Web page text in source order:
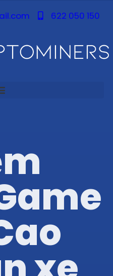
622 050 150